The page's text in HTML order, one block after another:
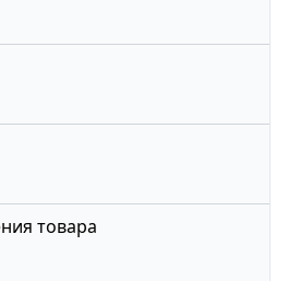
товара